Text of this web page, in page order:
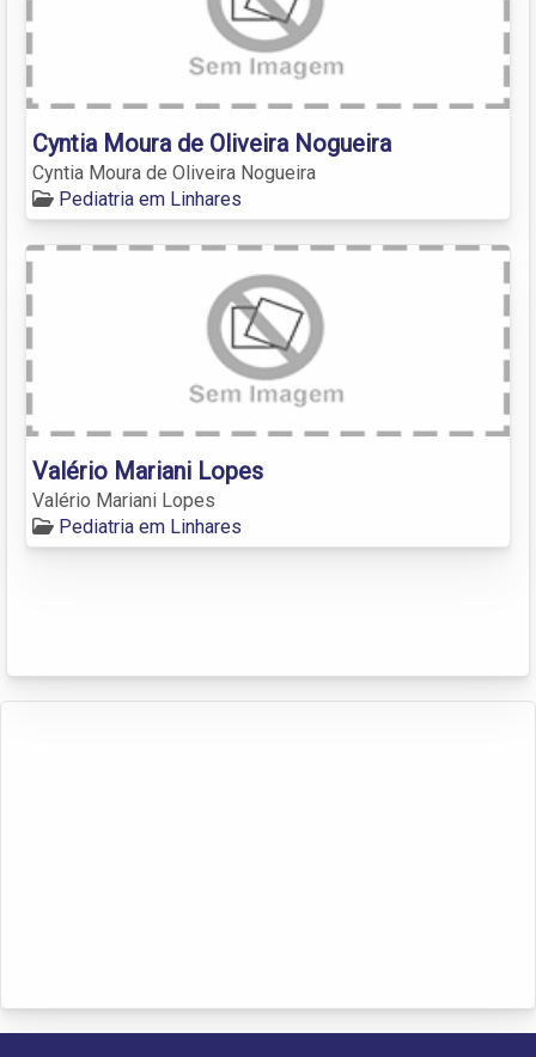
Cyntia Moura de Oliveira Nogueira
Cyntia Moura de Oliveira Nogueira
Pediatria em Linhares
Valério Mariani Lopes
Valério Mariani Lopes
Pediatria em Linhares